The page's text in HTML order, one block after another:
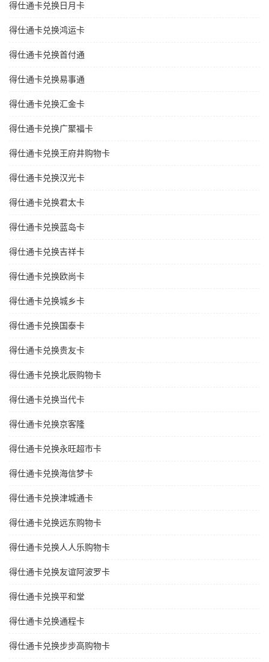
得仕通卡兑换日月卡
得仕通卡兑换鸿运卡
得仕通卡兑换首付通
得仕通卡兑换易事通
得仕通卡兑换汇金卡
得仕通卡兑换广聚福卡
得仕通卡兑换王府井购物卡
得仕通卡兑换汉光卡
得仕通卡兑换君太卡
得仕通卡兑换蓝岛卡
得仕通卡兑换吉祥卡
得仕通卡兑换欧尚卡
得仕通卡兑换城乡卡
得仕通卡兑换国泰卡
得仕通卡兑换贵友卡
得仕通卡兑换北辰购物卡
得仕通卡兑换当代卡
得仕通卡兑换京客隆
得仕通卡兑换永旺超市卡
得仕通卡兑换海信梦卡
得仕通卡兑换津城通卡
得仕通卡兑换远东购物卡
得仕通卡兑换人人乐购物卡
得仕通卡兑换友谊阿波罗卡
得仕通卡兑换平和堂
得仕通卡兑换通程卡
得仕通卡兑换步步高购物卡